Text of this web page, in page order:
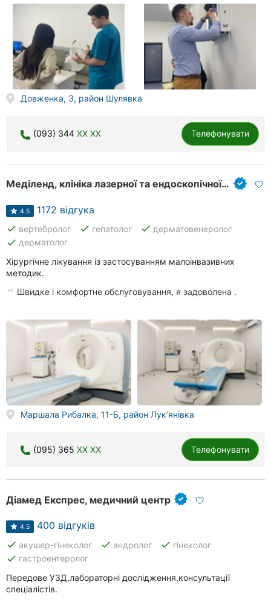
Довженка, 3, район Шулявка
(093) 344 XX XX Телефонувати
Меділенд, клініка лазерної та ендоскопічної медицини
4.5 1172 відгука
done вертебролог done гепатолог done дерматовенеролог
done дерматолог
Хірургічне лікування із застосуванням малоінвазивних
методик.
Швидке і комфортне обслуговування, я задоволена .
Маршала Рибалка, 11-Б, район Лук’янівка
(095) 365 XX XX Телефонувати
Діамед Експрес, медичний центр
4.5 400 відгуків
done акушер-гінеколог done андролог done гінеколог
done гастроентеролог
Передове УЗД,лабораторні дослідження,консультації
спеціалістів.